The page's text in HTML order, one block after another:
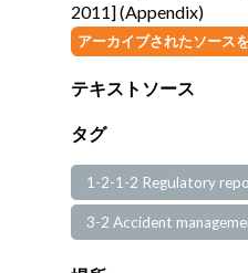
ENGLISH
2011] (Appendix)
アーカイブされたソース
テキストソース
タグ
1-2-1-2 Regulatory
3-2 Accident